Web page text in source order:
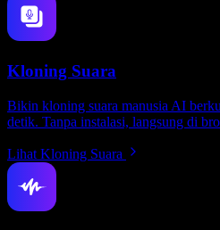
Kloning Suara
Bikin kloning suara manusia AI
detik. Tanpa instalasi, langsung di
Lihat Kloning Suara